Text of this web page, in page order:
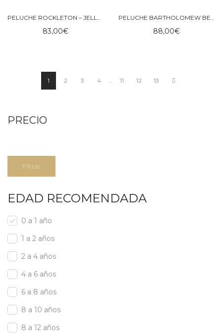
PELUCHE ROCKLETON – JELLYCAT
83,00€
PELUCHE BARTHOLOMEW BEAR ‘HIKING’ – JELLYCAT
88,00€
1 2 3 4 … 11 12 13
PRECIO
Filtrar
EDAD RECOMENDADA
0 a 1 año
1 a 2 años
2 a 4 años
4 a 6 años
6 a 8 años
8 a 10 años
8 a 12 años